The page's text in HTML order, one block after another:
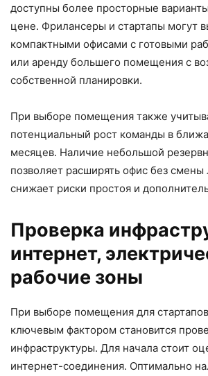
доступны более просторные
цене. Фрилансеры и стартапы могут
компактными офисами с готовыми
или аренду большего помещения с
собственной планировки.
При выборе помещения также
потенциальный рост команды в
месяцев. Наличие небольшой
позволяет расширять офис без смены
снижает риски простоя и
Проверка
интернет,
рабочие зоны
При выборе помещения для
ключевым фактором становится
инфраструктуры. Для начала стоит
интернет-соединения. Оптимально